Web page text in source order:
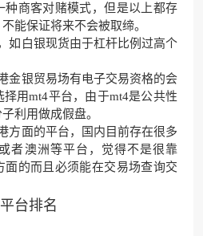
种商客对赌模式，但是以上都存
能保证将来不会被取缔。
如白银现货由于杠杆比例过高个
金银贸易场有电子交易资格的会
用mt4平台，由于mt4是公共性
利用做成假盘。
方面的平台，国内目前存在很多
者澳洲等平台，觉得不是很靠
面的而且必须能在交易场查询交
台排名